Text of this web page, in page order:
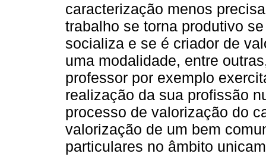
caracterização menos
trabalho se torna produtivo
socializa e se é criador de
uma modalidade, entre
professor por exemplo
realização da sua profissão
processo de valorização do
valorização de um bem
particulares no âmbito